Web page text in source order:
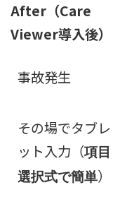
After（Care
Viewer導入後）
事故発生
その場でタブレ
ット入力（項目
選択式で簡単）